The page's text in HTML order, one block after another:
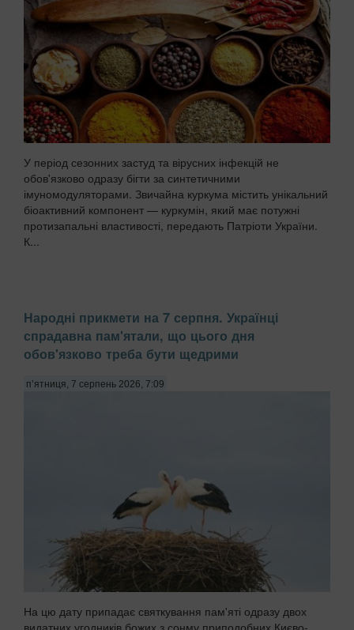
У період сезонних застуд та вірусних інфекцій не
обов'язково одразу бігти за синтетичними
імуномодуляторами. Звичайна куркума містить унікальний
біоактивний компонент — куркумін, який має потужні
протизапальні властивості, передають Патріоти України.
К...
Народні прикмети на 7 серпня. Українці
спрадавна пам'ятали, що цього дня
обов'язково треба бути щедрими
п’ятниця, 7 серпень 2026, 7:09
На цю дату припадає святкування пам'яті одразу двох